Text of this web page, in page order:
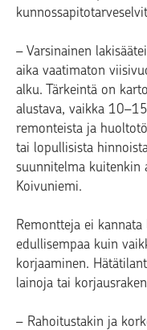
– Varsinainen
aika vaatimaton
alku. Tärkeintä on
alustava, vaikka
remonteista ja
tai lopullisista
suunnitelma kuitenkin
Koivuniemi.
Remontteja ei
edullisempaa kuin
korjaaminen.
lainoja tai
– Rahoitustakin ja